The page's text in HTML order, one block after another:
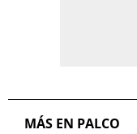
MÁS EN PALCO